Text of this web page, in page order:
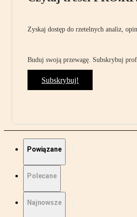
Zyskaj dostęp do rzetelnych analiz,
Buduj swoją przewagę. Subskrybuj
Subskrybuj!
Powiązane
Polecane
Najnowsze